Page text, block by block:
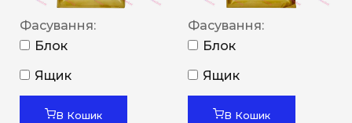
Фасування:
Блок
Ящик
В Кошик
Фасування:
Блок
Ящик
В Кошик